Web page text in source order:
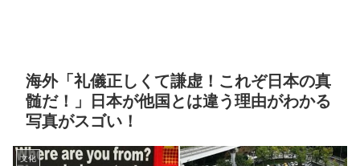
海外「礼儀正しくて謙虚！これぞ日本の真
髄だ！」日本が他国とは違う理由がわかる
写真がスゴい！
文化